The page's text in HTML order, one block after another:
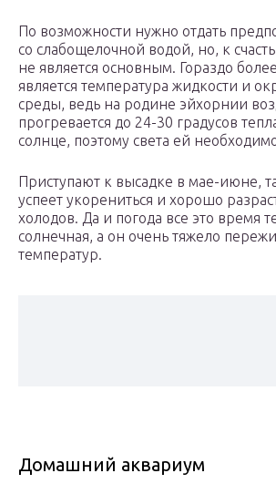
По возможности нужно отдать
со слабощелочной водой, но, к
не является основным. Гораздо
является температура жидкости и
среды, ведь на родине эйхорнии
прогревается до 24-30 градусов
солнце, поэтому света ей
Приступают к высадке в мае-июне,
успеет укорениться и хорошо
холодов. Да и погода все это время
солнечная, а он очень тяжело
температур.
Домашний аквариум